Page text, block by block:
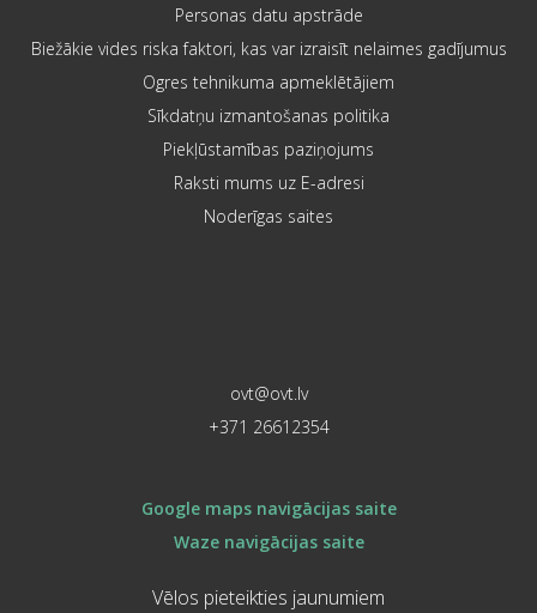
Personas datu apstrāde
Biežākie vides riska faktori, kas var izraisīt nelaimes gadījumus
Ogres tehnikuma apmeklētājiem
Sīkdatņu izmantošanas politika
Piekļūstamības paziņojums
Raksti mums uz E-adresi
Noderīgas saites
ovt@ovt.lv
+371 26612354
Google maps navigācijas saite
Waze navigācijas saite
Vēlos pieteikties jaunumiem